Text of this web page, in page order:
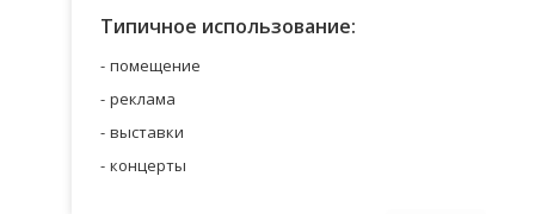
Типичное использование:
помещение
реклама
выставки
концерты